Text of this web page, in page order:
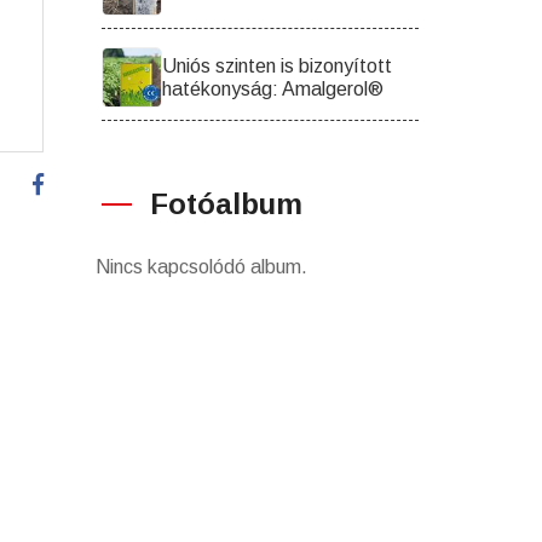
Uniós szinten is bizonyított
hatékonyság: Amalgerol®
Fotóalbum
Nincs kapcsolódó album.